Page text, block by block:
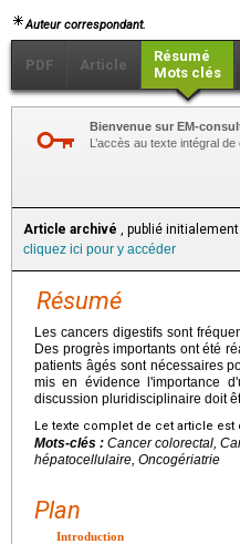
Auteur correspondant.
PDF Article
Résumé
Mots clés
Bienvenue sur EM-
L’accès au texte intégral
Article archivé , publié
cliquez ici pour y accéder
Résumé
Les cancers digestifs sont
Des progrès importants ont été
patients âgés sont nécessaires
mis en évidence l'importance
discussion pluridisciplinaire doit
Le texte complet de cet article est
Mots-clés : Cancer colorectal,
hépatocellulaire, Oncogériatrie
Plan
Introduction